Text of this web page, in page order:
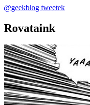
@geekblog tweetek
Rovataink